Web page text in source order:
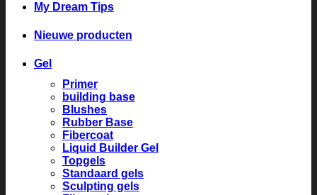
My Dream Tips
Nieuwe producten
Gel
Primer
building base
Blushes
Rubber Base
Fibercoat
Liquid Builder Gel
Topgels
Standaard gels
Sculpting gels